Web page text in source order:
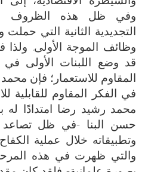
وفي ظل هذه الظروف
التجديدية الثانية التي
وظائف الموجة الأولى. ولذا
قد وضع اللبنات الأولى في
المقاوم للاستعمار؛ فإن
في الفكر المقاوم للقابلية
محمد رشيد رضا امتدادًا له
حسن البنا -في ظل تصاعد
وتطبيقاته خلال عملية
والتي ظهرت في هذه